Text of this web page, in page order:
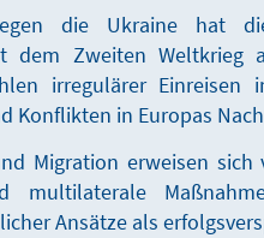
die Ukraine hat
dem Zweiten Weltkrieg
irregulärer Einreisen
Konflikten in Europas
Migration erweisen sich
multilaterale
Ansätze als